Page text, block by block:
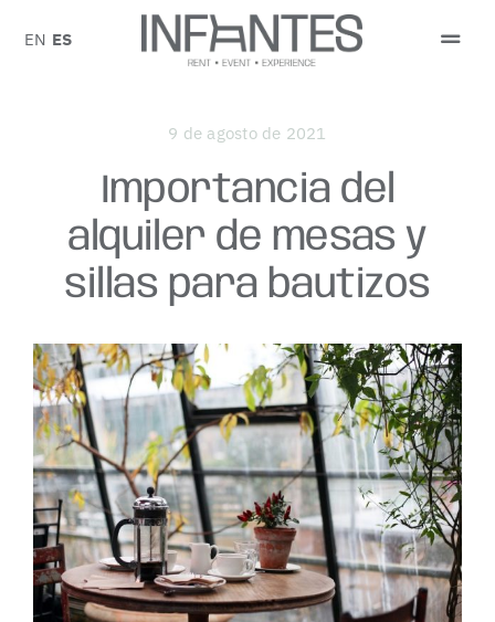
SOBRE NOSOTROS
CATÁLOGO
EVENTOS
BLOG
CONTACTO
EN ES
9 de agosto de 2021
Importancia del
alquiler de mesas y
sillas para bautizos